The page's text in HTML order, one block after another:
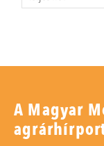
A Magyar